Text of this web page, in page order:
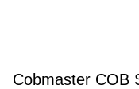
Cobmaster COB